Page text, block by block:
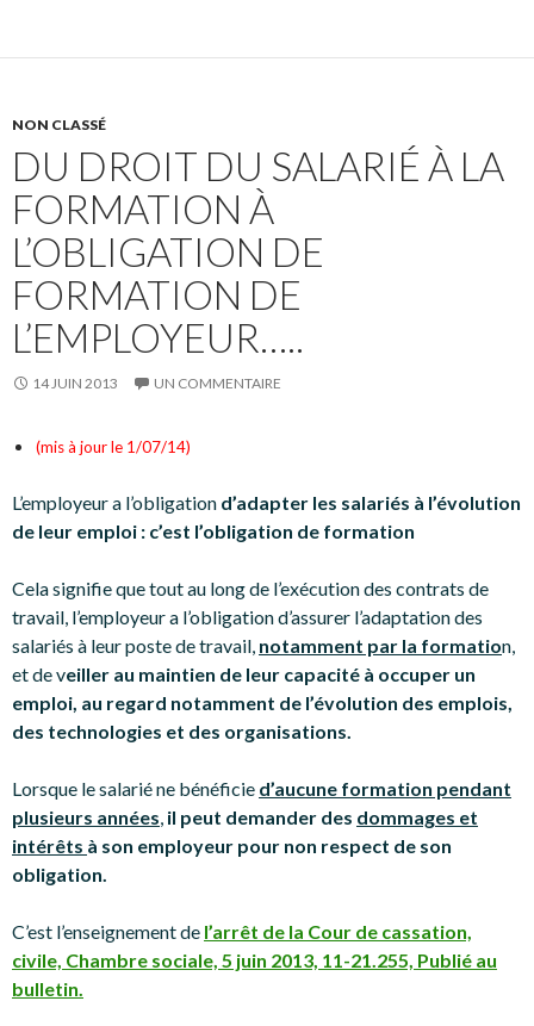
NON CLASSÉ
DU DROIT DU SALARIÉ À LA
FORMATION À
L’OBLIGATION DE
FORMATION DE
L’EMPLOYEUR…..
14 JUIN 2013 UN COMMENTAIRE
(mis à jour le 1/07/14)
L’employeur a l’obligation d’adapter les salariés à l’évolution
de leur emploi : c’est l’obligation de formation
Cela signifie que tout au long de l’exécution des contrats de
travail, l’employeur a l’obligation d’assurer l’adaptation des
salariés à leur poste de travail, notamment par la formation,
et de veiller au maintien de leur capacité à occuper un
emploi, au regard notamment de l’évolution des emplois,
des technologies et des organisations.
Lorsque le salarié ne bénéficie d’aucune formation pendant
plusieurs années, il peut demander des dommages et
intérêts à son employeur pour non respect de son
obligation.
C’est l’enseignement de l’arrêt de la Cour de cassation,
civile, Chambre sociale, 5 juin 2013, 11-21.255, Publié au
bulletin.